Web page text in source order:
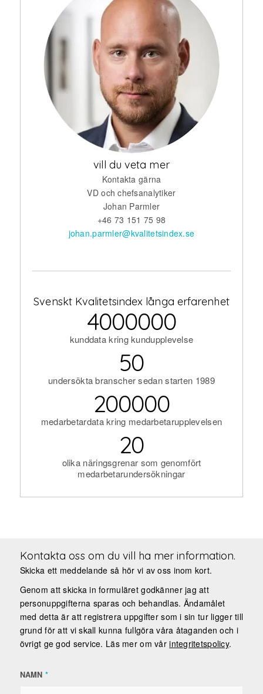
vill du veta mer
Kontakta gärna
VD och chefsanalytiker
Johan Parmler
+46 73 151 75 98
johan.parmler@kvalitetsindex.se
Svenskt Kvalitetsindex långa erfarenhet
4000000
kunddata kring kundupplevelse
50
undersökta branscher sedan starten 1989
200000
medarbetardata kring medarbetarupplevelsen
20
olika näringsgrenar som genomfört
medarbetarundersökningar
Kontakta oss om du vill ha mer information.
Skicka ett meddelande så hör vi av oss inom kort.
Genom att skicka in formuläret godkänner jag att
personuppgifterna sparas och behandlas. Ändamålet
med detta är att registrera uppgifter som i sin tur ligger till
grund för att vi skall kunna fullgöra våra åtaganden och i
övrigt ge god service. Läs mer om vårintegritetspolicy.
NAMN *